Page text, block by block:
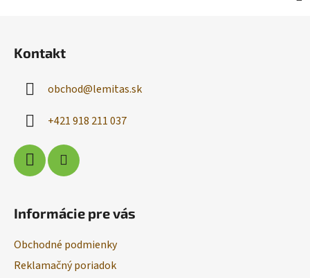
Kontakt
obchod@lemitas.sk
+421 918 211 037
Informácie pre vás
Obchodné podmienky
Reklamačný poriadok